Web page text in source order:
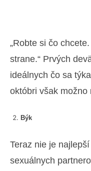
„Robte si čo
strane.“ Prvých
ideálnych čo sa
októbri však možno
Býk
Teraz nie je
sexuálnych